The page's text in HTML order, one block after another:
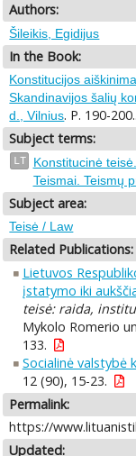
Authors:
Šileikis, Egidijus
In the Book:
Konstitucijos
Skandinavijos šalių
d., Vilnius. P. 190-
Subject terms:
LT Konstitucinė
Teismai. Teismų
Subject area:
Teisė / Law
Related Publications:
Lietuvos
įstatymo iki
teisė: raida,
Mykolo Romerio
133.
Socialinė valstybė
12 (90), 15-23.
Permalink:
https://
Updated: